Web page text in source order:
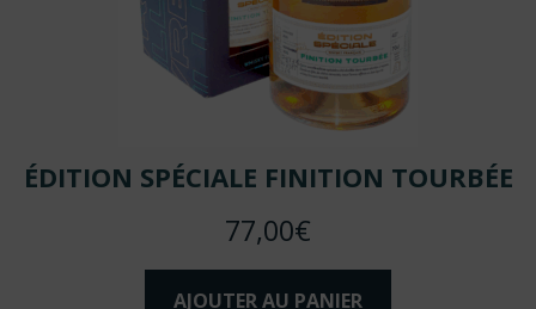
ÉDITION SPÉCIALE FINITION TOURBÉE
77,00€
AJOUTER AU PANIER